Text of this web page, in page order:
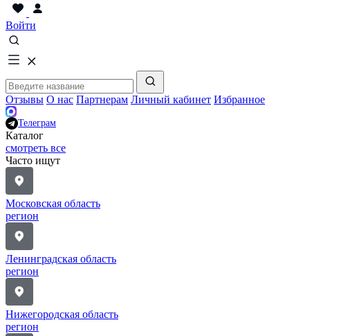
Войти
Отзывы О нас Партнерам Личный кабинет Избранное
Телеграм
Каталог
смотреть все
Часто ищут
Московская область
регион
Ленинградская область
регион
Нижегородская область
регион